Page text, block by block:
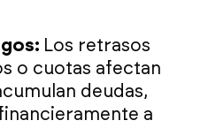
Los retrasos
o cuotas afectan
deudas,
a